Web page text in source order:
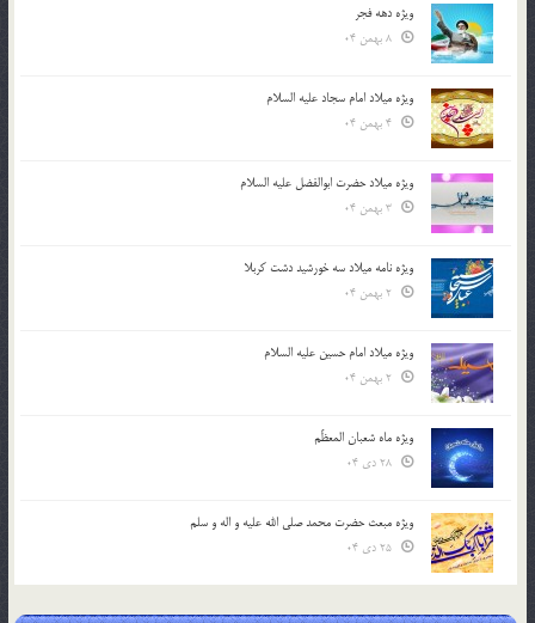
ویژه دهه فجر
ویژه میلاد امام سجاد علیه السلام
ویژه میلاد حضرت ابوالفضل علیه السلام
ویژه نامه میلاد سه خورشید دشت کربلا
ویژه میلاد امام حسین علیه السلام
ویژه ماه شعبان المعظّم
ویژه مبعث حضرت محمد صلی الله علیه و اله و سلم